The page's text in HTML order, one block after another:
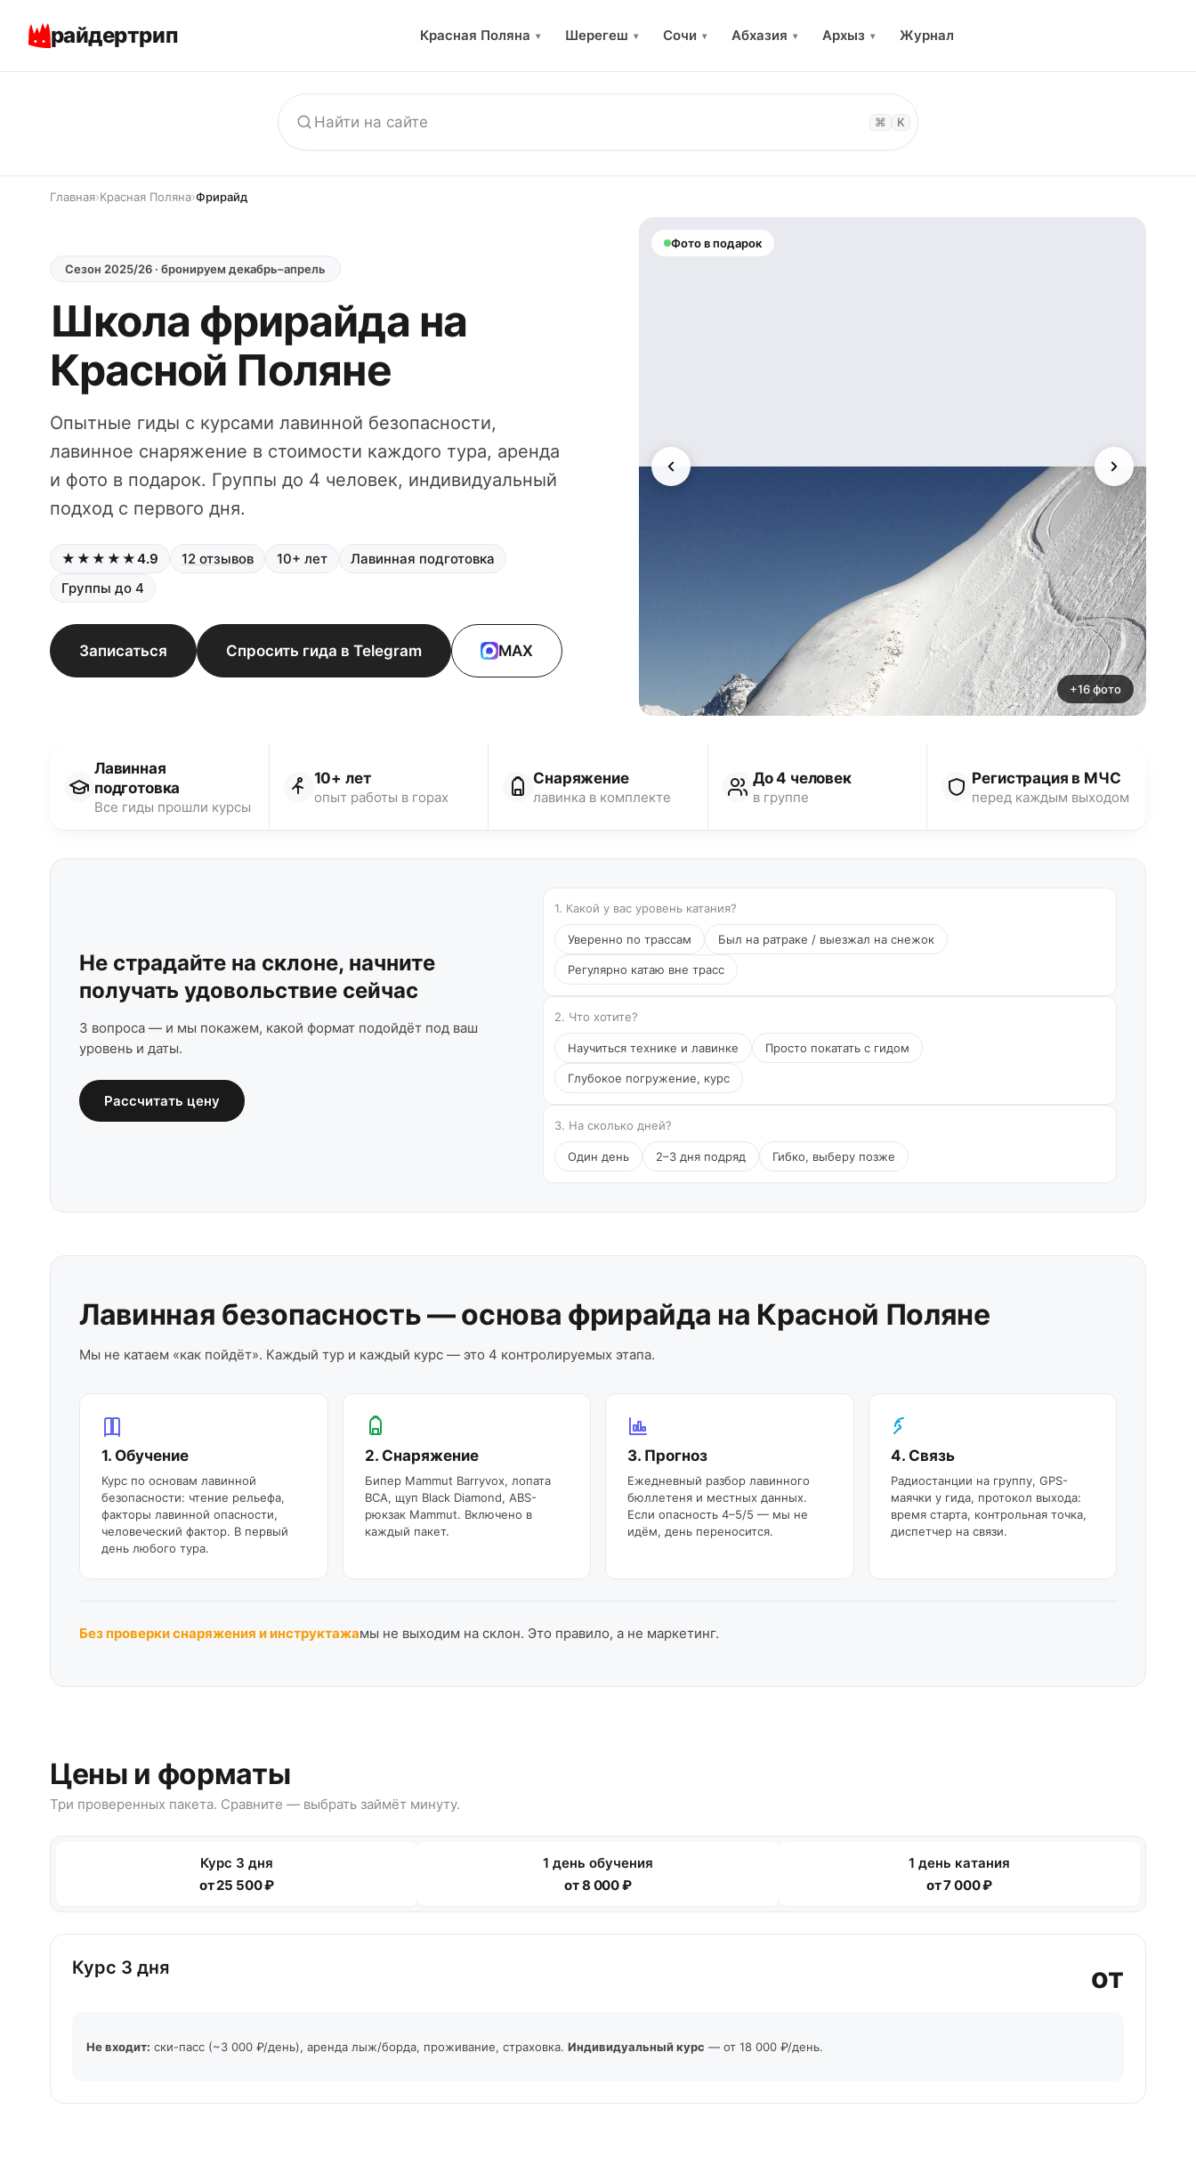
райдертрип Красная Поляна ▾ Шерегеш ▾ Сочи ▾ Абхазия ▾ Архыз ▾ Журнал
⌘ K
Главная›Красная Поляна›Фрирайд
Сезон 2025/26 · бронируем декабрь–апрель
Школа фрирайда на
Красной Поляне
Опытные гиды с курсами лавинной безопасности,
лавинное снаряжение в стоимости каждого тура, аренда
и фото в подарок. Группы до 4 человек, индивидуальный
подход с первого дня.
★★★★★4.9 12 отзывов 10+ лет
Лавинная подготовка
Группы до 4
Записаться Спросить гида в Telegram MAX
Фото в подарок
+16 фото
Лавинная
подготовка
Все гиды прошли курсы
10+ лет
опыт работы в горах
Снаряжение
лавинка в комплекте
До 4 человек
в группе
Регистрация в МЧС
перед каждым выходом
Не страдайте на склоне, начните
получать удовольствие сейчас
3 вопроса — и мы покажем, какой формат подойдёт под ваш
уровень и даты.
Рассчитать цену
1. Какой у вас уровень катания?
Уверенно по трассам Был на ратраке / выезжал на снежок
Регулярно катаю вне трасс
2. Что хотите?
Научиться технике и лавинке Просто покатать с гидом
Глубокое погружение, курс
3. На сколько дней?
Один день 2–3 дня подряд Гибко, выберу позже
Лавинная безопасность — основа фрирайда на Красной Поляне
Мы не катаем «как пойдёт». Каждый тур и каждый курс — это 4 контролируемых этапа.
1. Обучение
Курс по основам лавинной
безопасности: чтение рельефа,
факторы лавинной опасности,
человеческий фактор. В первый
день любого тура.
2. Снаряжение
Бипер Mammut Barryvox, лопата
BCA, щуп Black Diamond, ABS-
рюкзак Mammut. Включено в
каждый пакет.
3. Прогноз
Ежедневный разбор лавинного
бюллетеня и местных данных.
Если опасность 4–5/5 — мы не
идём, день переносится.
4. Связь
Радиостанции на группу, GPS-
маячки у гида, протокол выхода:
время старта, контрольная точка,
диспетчер на связи.
Без проверки снаряжения и инструктажамы не выходим на склон. Это правило, а не маркетинг.
Цены и форматы
Три проверенных пакета. Сравните — выбрать займёт минуту.
Курс 3 дня
от 25 500 ₽
1 день обучения
от 8 000 ₽
1 день катания
от 7 000 ₽
Курс 3 дня от
Не входит: ски-пасс (~3 000 ₽/день), аренда лыж/борда, проживание, страховка. Индивидуальный курс — от 18 000 ₽/день.